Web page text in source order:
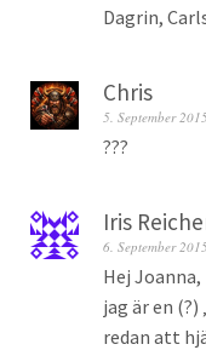
Dagrin,
Chris
5. September 2015
???
Iris
6. September 2015
Hej Joanna,
jag är en
redan att